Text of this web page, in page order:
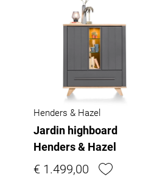
Henders & Hazel
Jardin highboard
Henders & Hazel
€ 1.499,00